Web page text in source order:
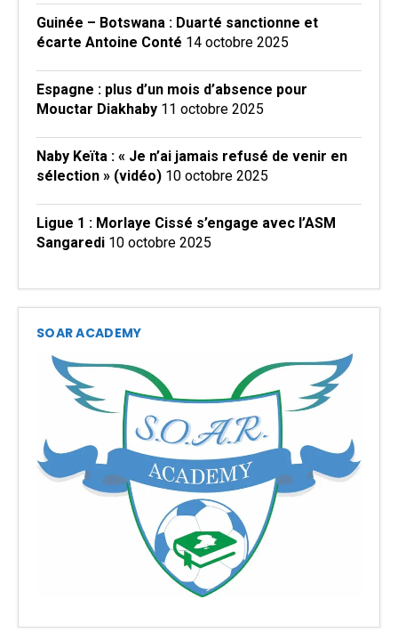
Guinée – Botswana : Duarté sanctionne et
écarte Antoine Conté 14 octobre 2025
Espagne : plus d’un mois d’absence pour
Mouctar Diakhaby 11 octobre 2025
Naby Keïta : « Je n’ai jamais refusé de venir en
sélection » (vidéo) 10 octobre 2025
Ligue 1 : Morlaye Cissé s’engage avec l’ASM
Sangaredi 10 octobre 2025
SOAR ACADEMY